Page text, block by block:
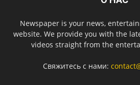
Newspaper is your news,
website. We provide you with the
videos straight from the
Свяжитесь с нами: